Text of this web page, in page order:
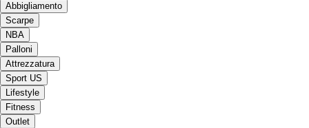
Abbigliamento
Scarpe
NBA
Palloni
Attrezzatura
Sport US
Lifestyle
Fitness
Outlet